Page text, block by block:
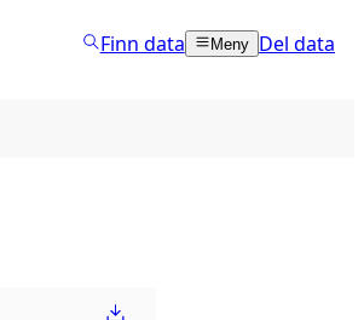
Finn data Meny Del data